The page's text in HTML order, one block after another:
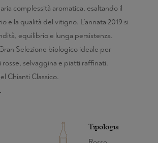
complessità aromatica, esaltando il
e la qualità del vitigno. L’annata 2019 si
equilibrio e lunga persistenza.
Selezione biologico ideale per
selvaggina e piatti raffinati.
Chianti Classico.
Tipologia